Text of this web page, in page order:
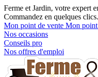
Ferme et Jardin, votre expert
Commandez en quelques clics.
Mon point de vente Mon
Nos occasions
Conseils pro
Nos offres d'emploi